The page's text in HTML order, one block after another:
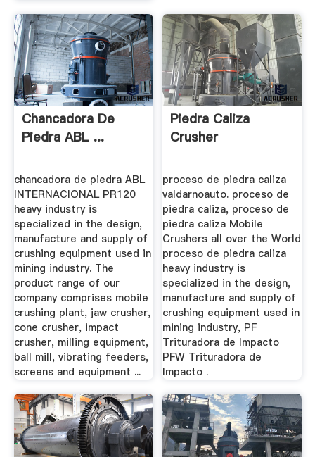
Chancadora De
Piedra ABL ...
chancadora de piedra ABL
INTERNACIONAL PR120
heavy industry is
specialized in the design,
manufacture and supply of
crushing equipment used in
mining industry. The
product range of our
company comprises mobile
crushing plant, jaw crusher,
cone crusher, impact
crusher, milling equipment,
ball mill, vibrating feeders,
screens and equipment ...
Piedra Caliza
Crusher
proceso de piedra caliza
valdarnoauto. proceso de
piedra caliza, proceso de
piedra caliza Mobile
Crushers all over the World
proceso de piedra caliza
heavy industry is
specialized in the design,
manufacture and supply of
crushing equipment used in
mining industry, PF
Trituradora de Impacto
PFW Trituradora de
Impacto .